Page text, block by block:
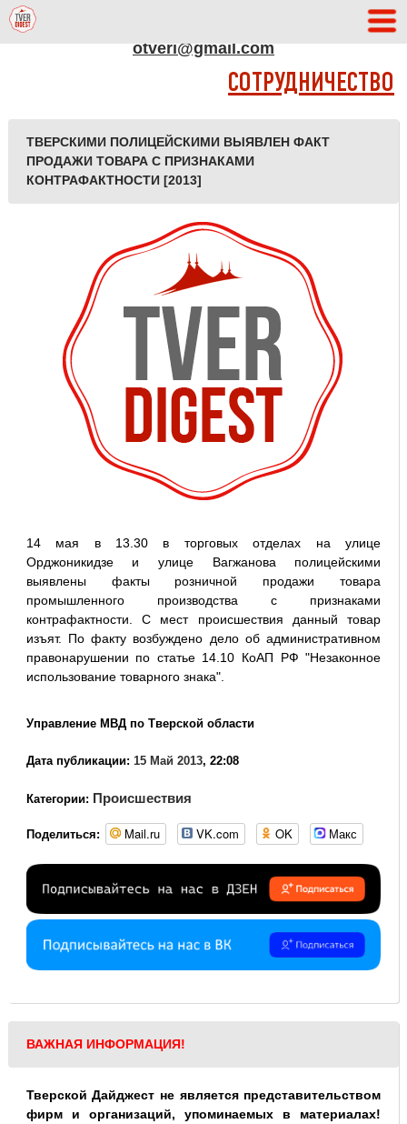
otveri@gmail.com
СОТРУДНИЧЕСТВО
ТВЕРСКИМИ ПОЛИЦЕЙСКИМИ ВЫЯВЛЕН ФАКТ
ПРОДАЖИ ТОВАРА С ПРИЗНАКАМИ
КОНТРАФАКТНОСТИ [2013]
14 мая в 13.30 в торговых отделах на улице
Орджоникидзе и улице Вагжанова полицейскими
выявлены факты розничной продажи товара
промышленного производства с признаками
контрафактности. С мест происшествия данный товар
изъят. По факту возбуждено дело об административном
правонарушении по статье 14.10 КоАП РФ "Незаконное
использование товарного знака".
Управление МВД по Тверской области
Дата публикации: 15 Май 2013, 22:08
Категории: Происшествия
Поделиться: Mail.ru VK.com OK Макс
ВАЖНАЯ ИНФОРМАЦИЯ!
Тверской Дайджест не является представительством
фирм и организаций, упоминаемых в материалах!